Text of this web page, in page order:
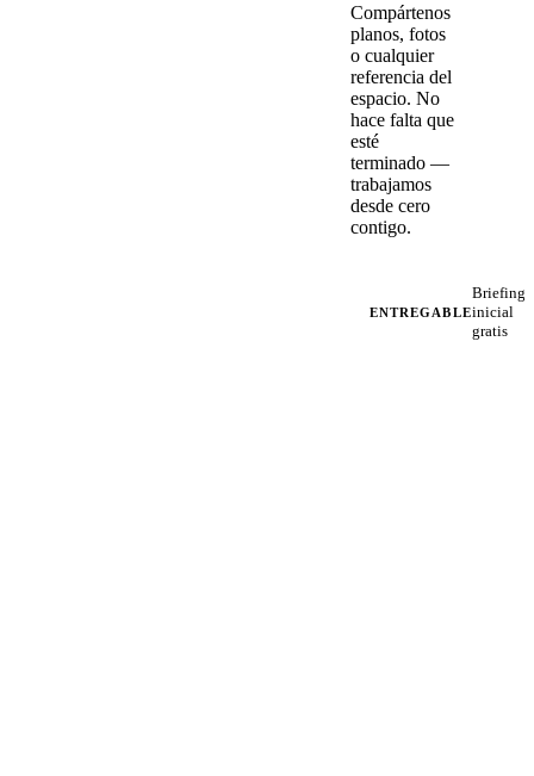
Compártenos
planos, fotos
o cualquier
referencia del
espacio. No
hace falta que
esté
terminado —
trabajamos
desde cero
contigo.
ENTREGABLE
Briefing
inicial
gratis